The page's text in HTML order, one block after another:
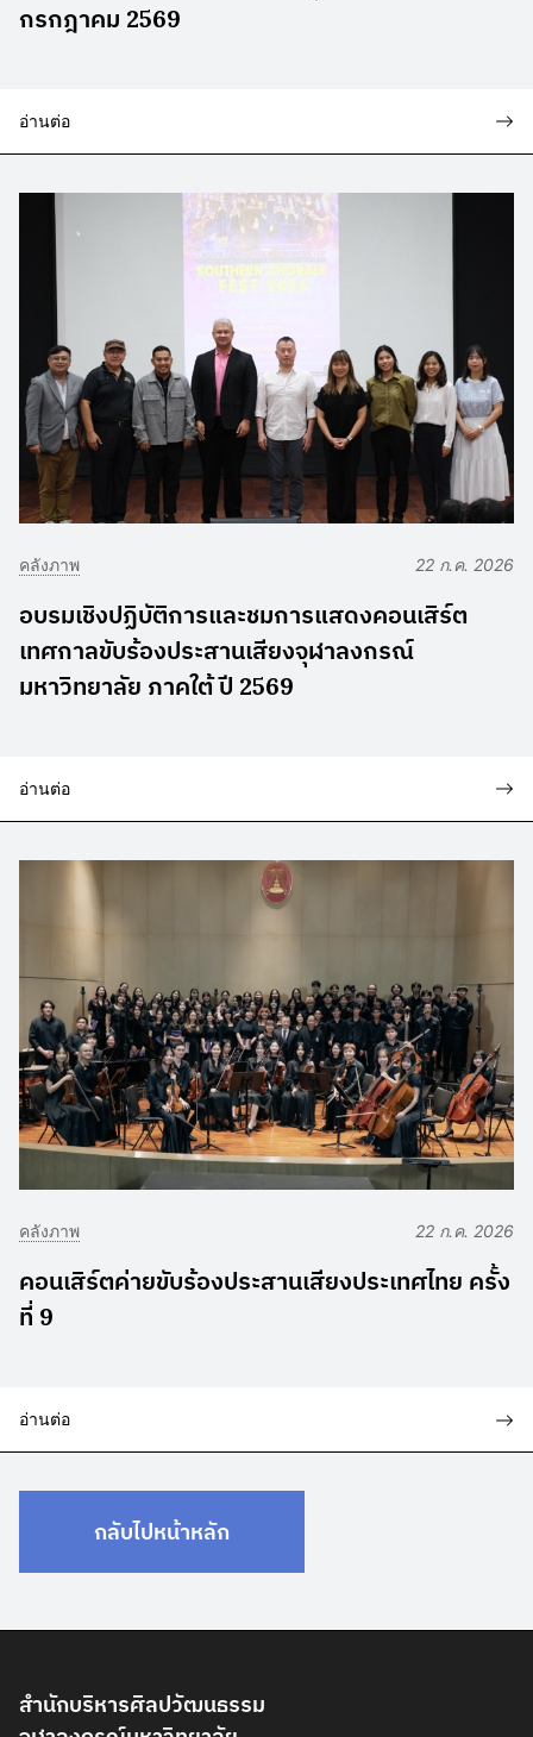
กรกฎาคม 2569
อ่านต่อ
คลังภาพ 22 ก.ค. 2026
อบรมเชิงปฏิบัติการและชมการแสดงคอนเสิร์ต
เทศกาลขับร้องประสานเสียงจุฬาลงกรณ์
มหาวิทยาลัย ภาคใต้ ปี 2569
อ่านต่อ
คลังภาพ 22 ก.ค. 2026
คอนเสิร์ตค่ายขับร้องประสานเสียงประเทศไทย ครั้ง
ที่ 9
อ่านต่อ
กลับไปหน้าหลัก
สำนักบริหารศิลปวัฒนธรรม